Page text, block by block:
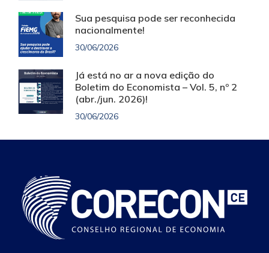
Sua pesquisa pode ser reconhecida
nacionalmente!
30/06/2026
Já está no ar a nova edição do
Boletim do Economista – Vol. 5, nº 2
(abr./jun. 2026)!
30/06/2026